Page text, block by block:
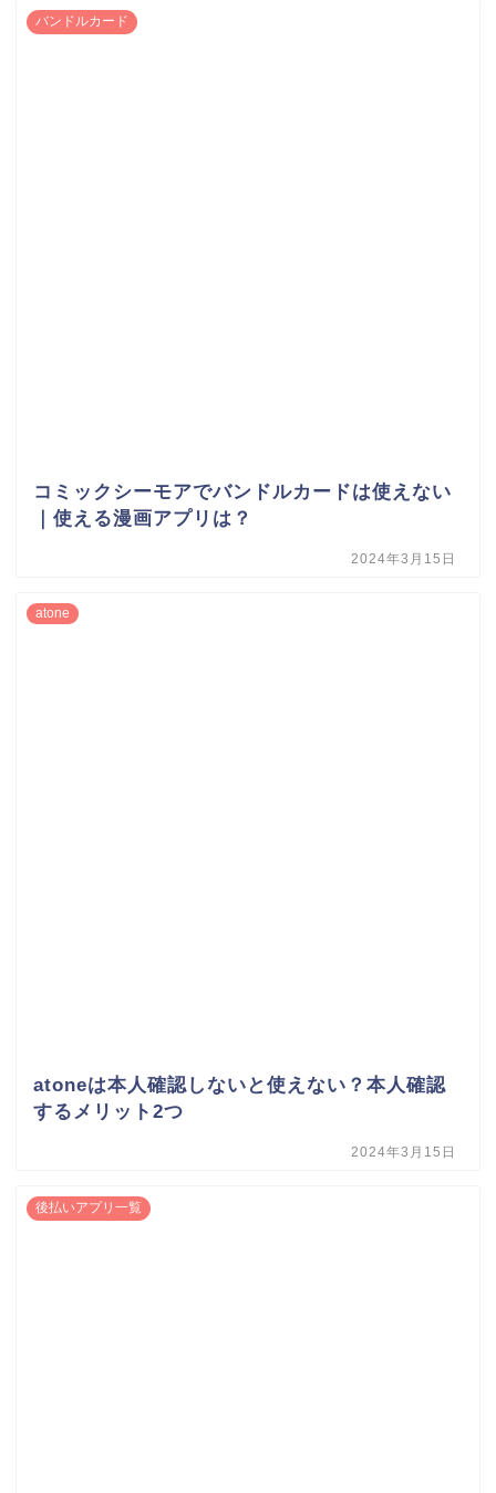
バンドルカード
コミックシーモアでバンドルカードは使えない
｜使える漫画アプリは？
2024年3月15日
atone
atoneは本人確認しないと使えない？本人確認
するメリット2つ
2024年3月15日
後払いアプリ一覧